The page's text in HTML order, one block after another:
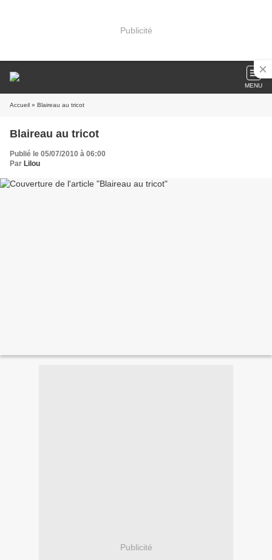
Publicité
MENU
Accueil » Blaireau au tricot
Blaireau au tricot
Publié le 05/07/2010 à 06:00
Par Lilou
Publicité